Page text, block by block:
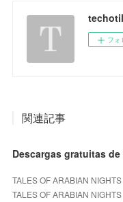
フォ
関連記事
Descargas gratuitas
TALES OF ARABIAN
TALES OF ARABIAN